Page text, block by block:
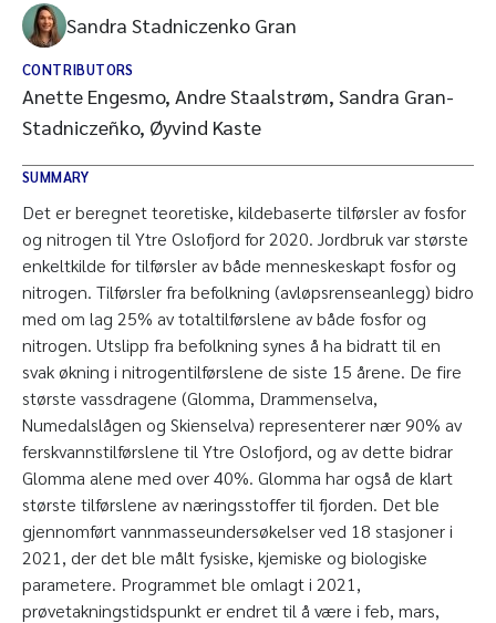
Sandra Stadniczenko Gran
CONTRIBUTORS
Anette Engesmo, Andre Staalstrøm, Sandra Gran-
Stadniczeñko, Øyvind Kaste
SUMMARY
Det er beregnet teoretiske, kildebaserte tilførsler av fosfor
og nitrogen til Ytre Oslofjord for 2020. Jordbruk var største
enkeltkilde for tilførsler av både menneskeskapt fosfor og
nitrogen. Tilførsler fra befolkning (avløpsrenseanlegg) bidro
med om lag 25% av totaltilførslene av både fosfor og
nitrogen. Utslipp fra befolkning synes å ha bidratt til en
svak økning i nitrogentilførslene de siste 15 årene. De fire
største vassdragene (Glomma, Drammenselva,
Numedalslågen og Skienselva) representerer nær 90% av
ferskvannstilførslene til Ytre Oslofjord, og av dette bidrar
Glomma alene med over 40%. Glomma har også de klart
største tilførslene av næringsstoffer til fjorden. Det ble
gjennomført vannmasseundersøkelser ved 18 stasjoner i
2021, der det ble målt fysiske, kjemiske og biologiske
parametere. Programmet ble omlagt i 2021,
prøvetakningstidspunkt er endret til å være i feb, mars,